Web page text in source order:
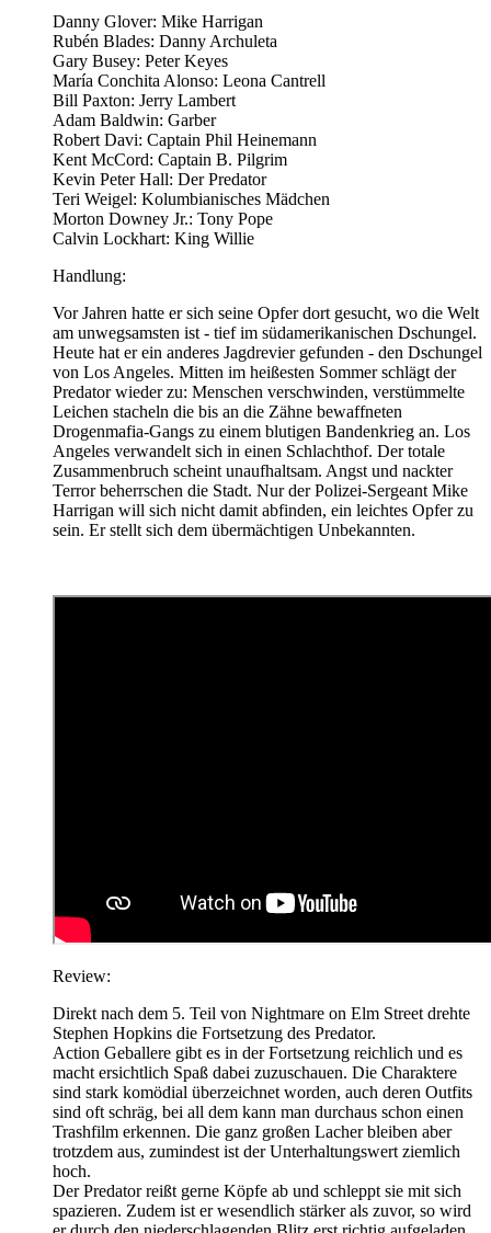
Danny Glover: Mike Harrigan
Rubén Blades: Danny Archuleta
Gary Busey: Peter Keyes
María Conchita Alonso: Leona Cantrell
Bill Paxton: Jerry Lambert
Adam Baldwin: Garber
Robert Davi: Captain Phil Heinemann
Kent McCord: Captain B. Pilgrim
Kevin Peter Hall: Der Predator
Teri Weigel: Kolumbianisches Mädchen
Morton Downey Jr.: Tony Pope
Calvin Lockhart: King Willie
Handlung:
Vor Jahren hatte er sich seine Opfer dort gesucht, wo die Welt
am unwegsamsten ist - tief im südamerikanischen Dschungel.
Heute hat er ein anderes Jagdrevier gefunden - den Dschungel
von Los Angeles. Mitten im heißesten Sommer schlägt der
Predator wieder zu: Menschen verschwinden, verstümmelte
Leichen stacheln die bis an die Zähne bewaffneten
Drogenmafia-Gangs zu einem blutigen Bandenkrieg an. Los
Angeles verwandelt sich in einen Schlachthof. Der totale
Zusammenbruch scheint unaufhaltsam. Angst und nackter
Terror beherrschen die Stadt. Nur der Polizei-Sergeant Mike
Harrigan will sich nicht damit abfinden, ein leichtes Opfer zu
sein. Er stellt sich dem übermächtigen Unbekannten.
Review:
Direkt nach dem 5. Teil von Nightmare on Elm Street drehte
Stephen Hopkins die Fortsetzung des Predator.
Action Geballere gibt es in der Fortsetzung reichlich und es
macht ersichtlich Spaß dabei zuzuschauen. Die Charaktere
sind stark komödial überzeichnet worden, auch deren Outfits
sind oft schräg, bei all dem kann man durchaus schon einen
Trashfilm erkennen. Die ganz großen Lacher bleiben aber
trotzdem aus, zumindest ist der Unterhaltungswert ziemlich
hoch.
Der Predator reißt gerne Köpfe ab und schleppt sie mit sich
spazieren. Zudem ist er wesendlich stärker als zuvor, so wird